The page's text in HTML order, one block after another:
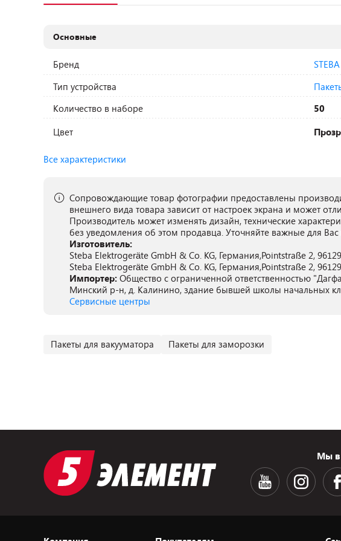
Основные
Бренд
STEBA
Тип устройства
Количество в наборе
50
Цвет
Все характеристики
Сопровождающие товар фотографии предоставлены
внешнего вида товара зависит от настроек экрана и может
Производитель может изменять дизайн, технические
без уведомления об этом продавца. Уточняйте важные для
Изготовитель:
Steba Elektrogeräte GmbH & Co. KG, Германия,Pointstraße 2,
Steba Elektrogeräte GmbH & Co. KG, Германия,Pointstraße 2,
Импортер: Общество с ограниченной ответственностью
Минский р-н, д. Калинино, здание бывшей школы начальных
Сервисные центры
Пакеты для вакууматора Пакеты для заморозки
Мы в